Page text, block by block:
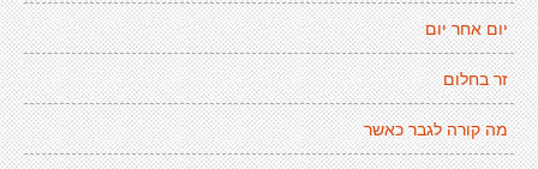
יום אחר יום
זר בחלום
מה קורה לגבר כאשר